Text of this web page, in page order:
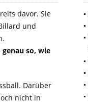
davor. Sie
und
so, wie
Darüber
nicht in